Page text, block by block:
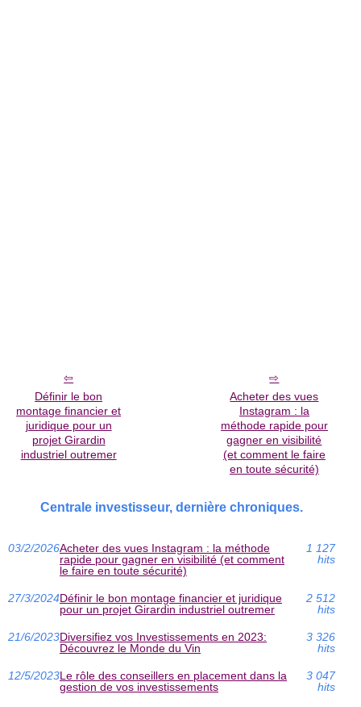
Définir le bon
montage financier et
juridique pour un
projet Girardin
industriel outremer
Acheter des vues
Instagram : la
méthode rapide pour
gagner en visibilité
(et comment le faire
en toute sécurité)
Centrale investisseur, dernière chroniques.
03/2/2026Acheter des vues Instagram : la méthode
rapide pour gagner en visibilité (et comment
le faire en toute sécurité)
1 127
hits
27/3/2024Définir le bon montage financier et juridique
pour un projet Girardin industriel outremer
2 512
hits
21/6/2023Diversifiez vos Investissements en 2023:
Découvrez le Monde du Vin
3 326
hits
12/5/2023Le rôle des conseillers en placement dans la
gestion de vos investissements
3 047
hits